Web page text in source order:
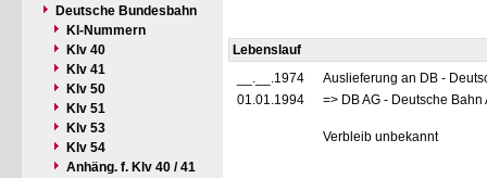
Deutsche Bundesbahn
Kl-Nummern
Klv 40
Klv 41
Klv 50
Klv 51
Klv 53
Klv 54
Anhäng. f. Klv 40 / 41
Lebenslauf
__.__.1974
Auslieferung an DB -
01.01.1994
=> DB AG - Deutsche
Verbleib unbekannt